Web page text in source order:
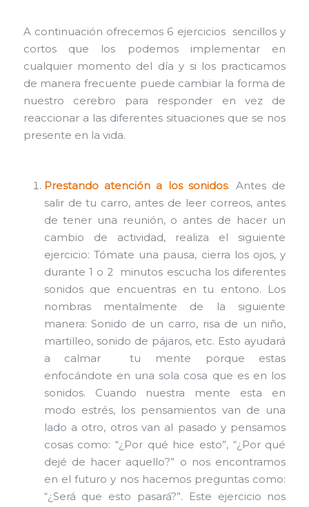
A continuación ofrecemos 6 ejercicios sencillos y
cortos que los podemos implementar en
cualquier momento del día y si los practicamos
de manera frecuente puede cambiar la forma de
nuestro cerebro para responder en vez de
reaccionar a las diferentes situaciones que se nos
presente en la vida.
Prestando atención a los sonidos. Antes de
salir de tu carro, antes de leer correos, antes
de tener una reunión, o antes de hacer un
cambio de actividad, realiza el siguiente
ejercicio: Tómate una pausa, cierra los ojos, y
durante 1 o 2 minutos escucha los diferentes
sonidos que encuentras en tu entono. Los
nombras mentalmente de la siguiente
manera: Sonido de un carro, risa de un niño,
martilleo, sonido de pájaros, etc. Esto ayudará
a calmar tu mente porque estas
enfocándote en una sola cosa que es en los
sonidos. Cuando nuestra mente esta en
modo estrés, los pensamientos van de una
lado a otro, otros van al pasado y pensamos
cosas como: “¿Por qué hice esto”, “¿Por qué
dejé de hacer aquello?” o nos encontramos
en el futuro y nos hacemos preguntas como:
“¿Será que esto pasará?”. Este ejercicio nos